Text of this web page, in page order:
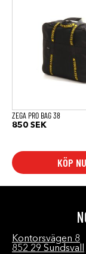
ZEGA PRO BAG 38
850 SEK
KÖP NU
Kontorsvägen 8
852 29 Sundsvall